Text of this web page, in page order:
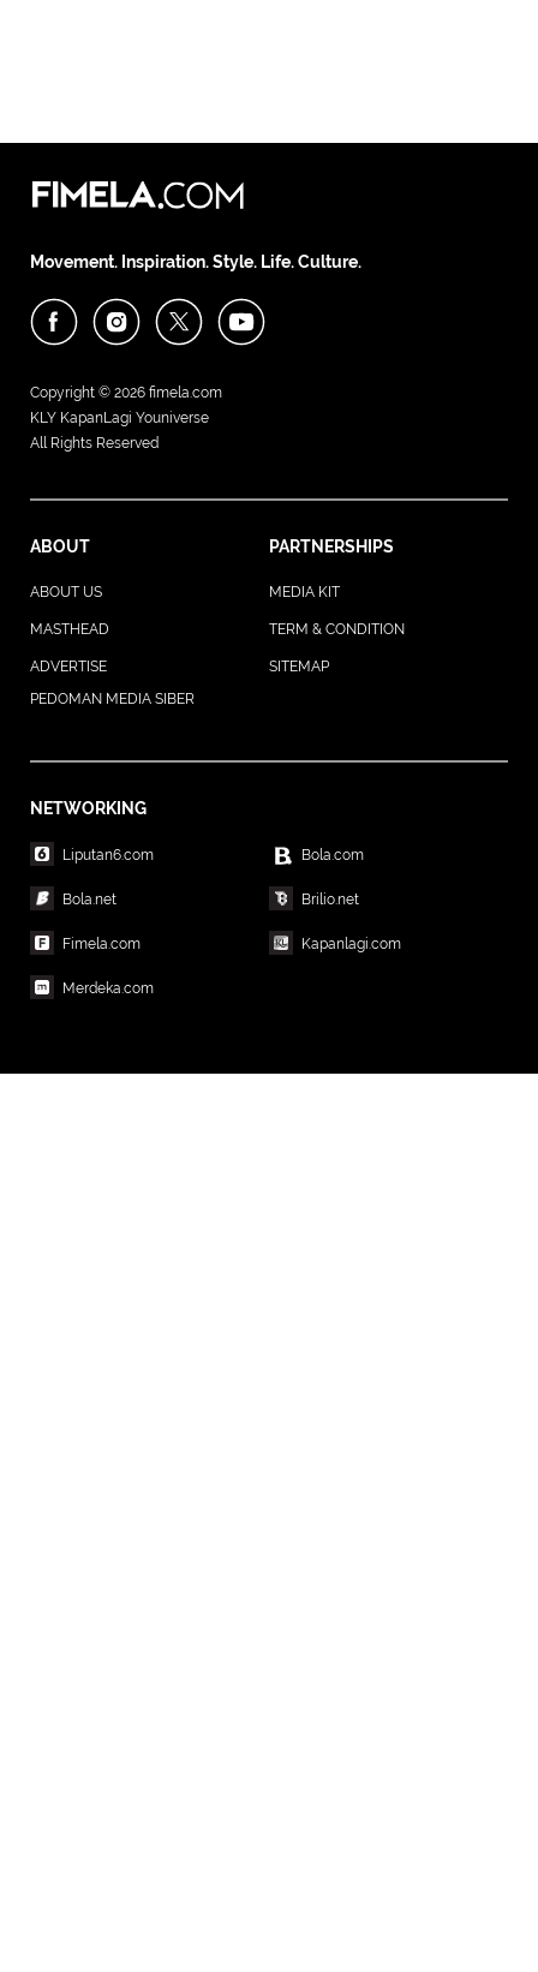
Movement. Inspiration. Style. Life. Culture.
Copyright © 2026 fimela.com
KLY KapanLagi Youniverse
All Rights Reserved
ABOUT PARTNERSHIPS
ABOUT US MEDIA KIT
MASTHEAD TERM & CONDITION
ADVERTISE
SITEMAP
PEDOMAN MEDIA SIBER
NETWORKING
Liputan6.com Bola.com
Bola.net Brilio.net
Fimela.com Kapanlagi.com
Merdeka.com